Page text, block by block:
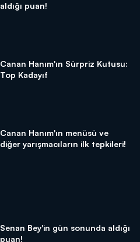
aldığı puan!
Canan Hanım'ın Sürpriz Kutusu:
Top Kadayıf
Canan Hanım'ın menüsü ve
diğer yarışmacıların ilk tepkileri!
Senan Bey'in gün sonunda aldığı
puan!